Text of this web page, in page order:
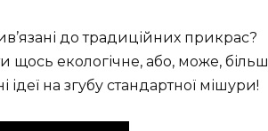
до традиційних прикрас?
щось екологічне, або, може, більш
ідеї на згубу стандартної мішури!